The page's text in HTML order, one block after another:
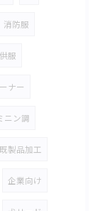
消防服
服
ナー
ニン調
既製品加工
企業向け